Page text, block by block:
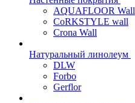
AQUAFLOOR Wall
CoRKSTYLE wall
Crona Wall
Натуральный линолеум
DLW
Forbo
Gerflor